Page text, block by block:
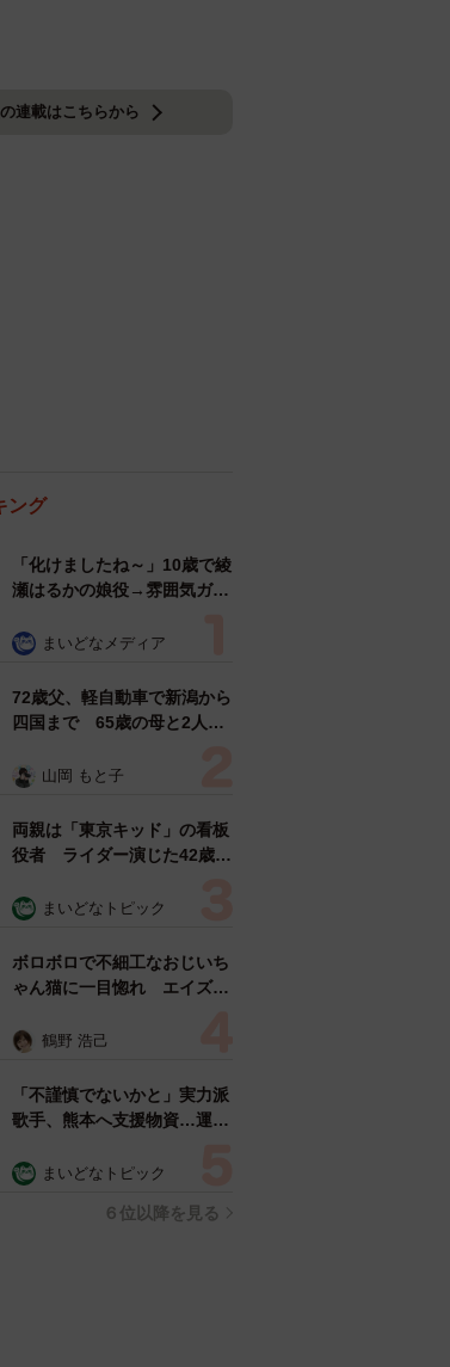
連載はこちらから
ング
「化けましたね～」10歳で綾
瀬はるかの娘役→雰囲気ガラ
雰囲気が」「宝塚に入れそ
まいどなメディア
72歳父、軽自動車で新潟から
四国まで 65歳の母と2人で
憩まで分刻み… 「大学生で
山岡 もと子
両親は「東京キッド」の看板
役者 ライダー演じた42歳元
ングフォト」計画を明言
む」
まいどなトピック
ボロボロで不細工なおじいち
ゃん猫に一目惚れ エイズだ
暮らすと「おじ猫」だって可
鶴野 浩己
「不謹慎でないかと」実力派
歌手、熊本へ支援物資…運搬
めらい 「痛いほど伝わる」
まいどなトピック
６位以降を見る